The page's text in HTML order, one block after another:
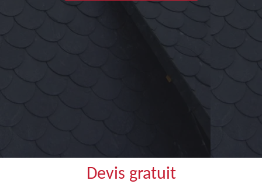
Devis gratuit